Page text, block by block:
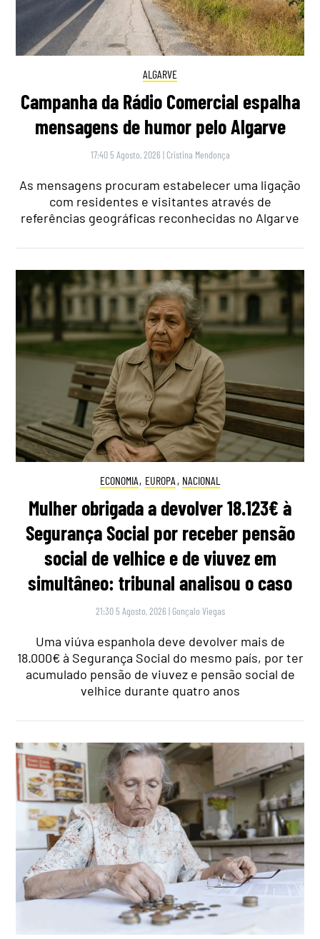
ALGARVE
Campanha da Rádio Comercial espalha
mensagens de humor pelo Algarve
17:40 5 Agosto, 2026 | Cristina Mendonça
As mensagens procuram estabelecer uma ligação
com residentes e visitantes através de
referências geográficas reconhecidas no Algarve
ECONOMIA, EUROPA , NACIONAL
Mulher obrigada a devolver 18.123€ à
Segurança Social por receber pensão
social de velhice e de viuvez em
simultâneo: tribunal analisou o caso
21:30 5 Agosto, 2026 | Gonçalo Viegas
Uma viúva espanhola deve devolver mais de
18.000€ à Segurança Social do mesmo país, por ter
acumulado pensão de viuvez e pensão social de
velhice durante quatro anos